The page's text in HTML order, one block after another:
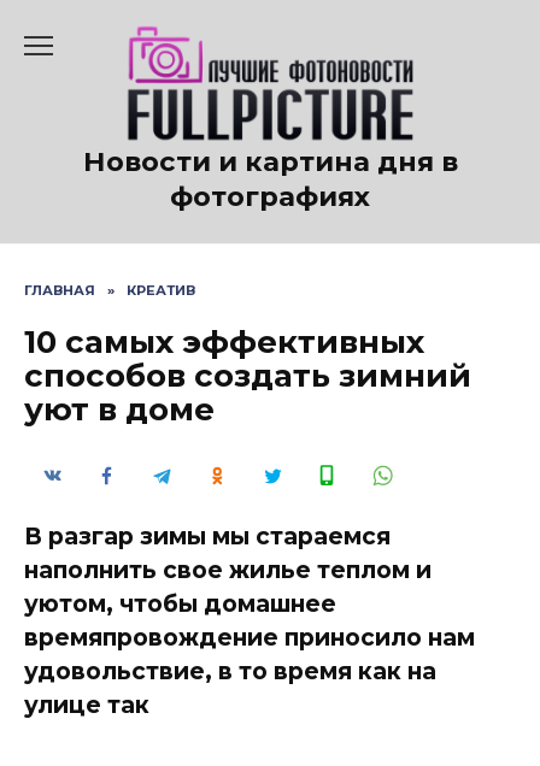
содержанию
Новости и картина дня в
фотографиях
ГЛАВНАЯ » КРЕАТИВ
10 самых эффективных
способов создать зимний
уют в доме
В разгар зимы мы стараемся
наполнить свое жилье теплом и
уютом, чтобы домашнее
времяпровождение приносило нам
удовольствие, в то время как на
улице так